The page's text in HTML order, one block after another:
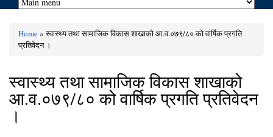
You are here
Home» स्वास्थ्य तथा सामाजिक विकास शाखाको आ.व.०७९/८० को वार्षिक प्रगति
प्रतिवेदन ।
स्वास्थ्य तथा सामाजिक विकास शाखाको
आ.व.०७९/८० को वार्षिक प्रगति प्रतिवेदन
।